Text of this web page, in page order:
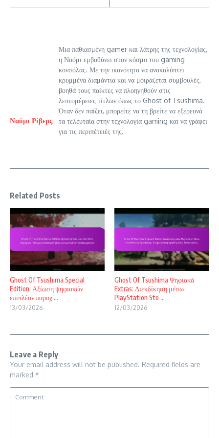
Ναόμι Ρίβερς
Μια παθιασμένη gamer και λάτρης της τεχνολογίας,
η Ναόμι εμβαθύνει στον κόσμο του gaming
κονσόλας. Με την ικανότητα να ανακαλύπτει
κρυμμένα διαμάντια και να μοιράζεται συμβουλές,
βοηθά τους παίκτες να πλοηγηθούν στις
λεπτομέρειες τίτλων όπως το Ghost of Tsushima.
Όταν δεν παίζει, μπορείτε να τη βρείτε να εξερευνά
τα τελευταία στην τεχνολογία gaming και να γράφει
για τις περιπέτειές της.
Related Posts
Ghost Of Tsushima Special
Edition: Αξίωση ψηφιακών
επιπλέον παροχ ...
13/03/2026
Ghost Of Tsushima Ψηφιακά
Extras: Διεκδίκηση μέσω
PlayStation Sto ...
12/03/2026
Leave a Reply
Your email address will not be published. Required fields are
marked *